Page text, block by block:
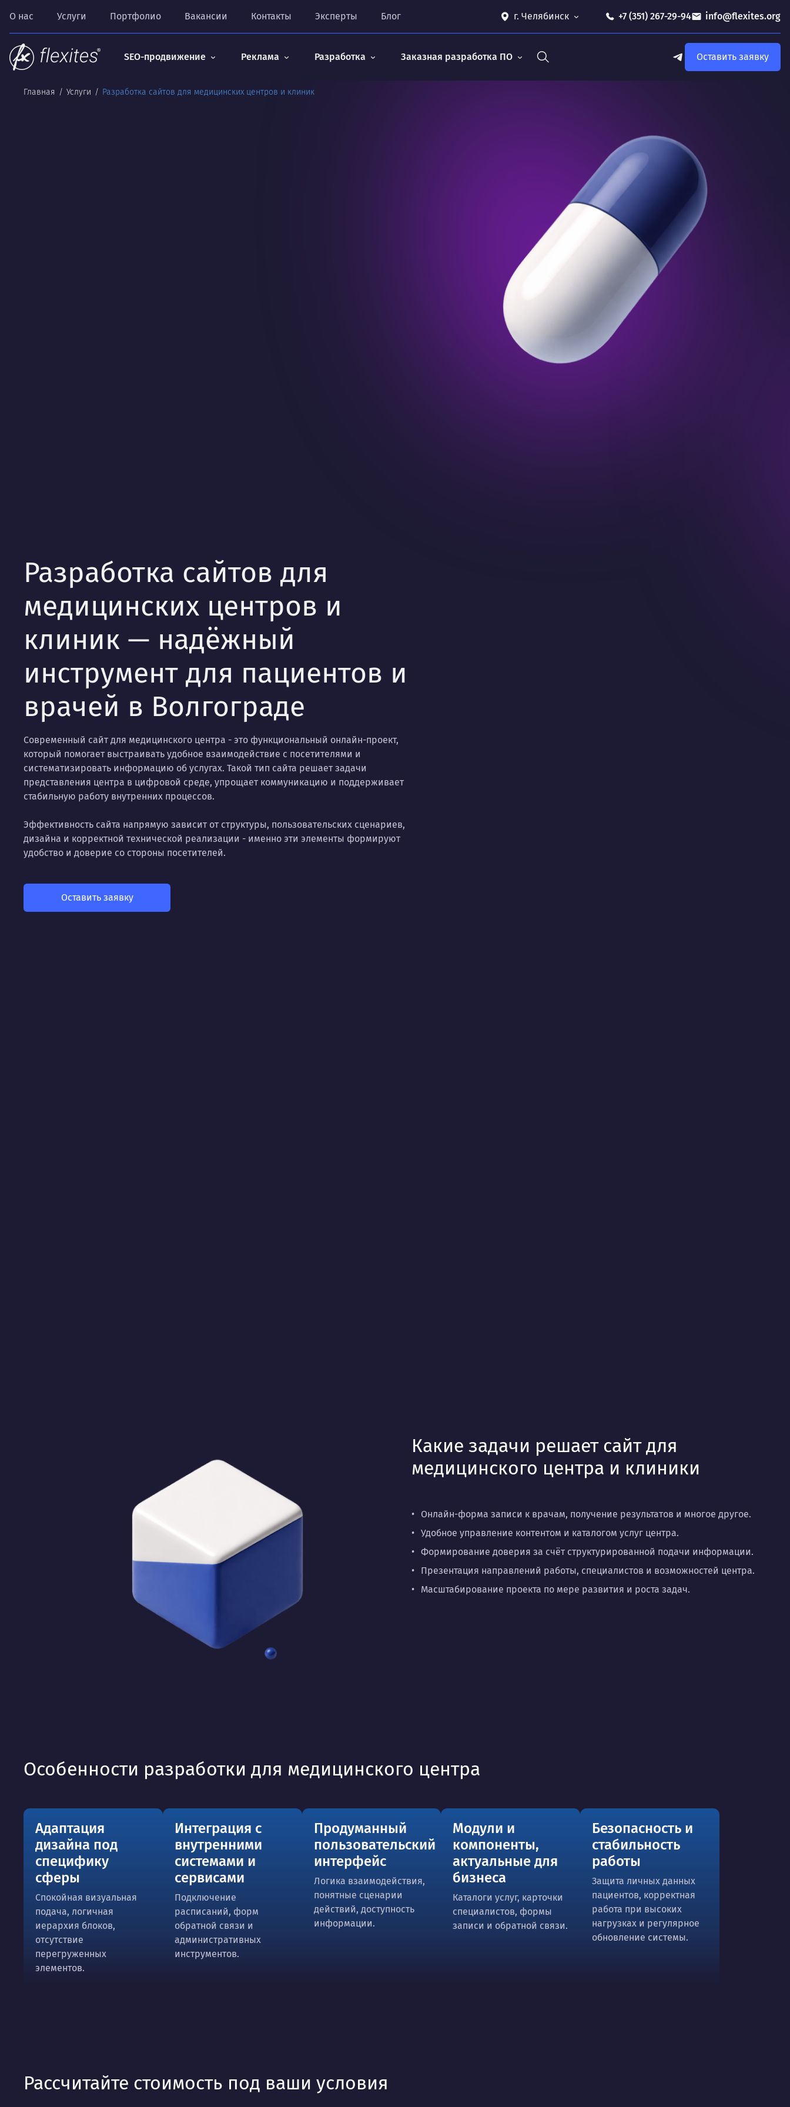
О нас Услуги Портфолио Вакансии Контакты Эксперты Блог г. Челябинск +7 (351) 267-29-94 info@flexites.org
SEO-продвижение Реклама Разработка Заказная разработка ПО Оставить заявку
Главная Услуги Разработка сайтов для медицинских центров и клиник
Разработка сайтов для
медицинских центров и
клиник — надёжный
инструмент для пациентов и
врачей в Волгограде
Современный сайт для медицинского центра - это функциональный онлайн-проект,
который помогает выстраивать удобное взаимодействие с посетителями и
систематизировать информацию об услугах. Такой тип сайта решает задачи
представления центра в цифровой среде, упрощает коммуникацию и поддерживает
стабильную работу внутренних процессов.
Эффективность сайта напрямую зависит от структуры, пользовательских сценариев,
дизайна и корректной технической реализации - именно эти элементы формируют
удобство и доверие со стороны посетителей.
Оставить заявку
Какие задачи решает сайт для
медицинского центра и клиники
Онлайн-форма записи к врачам, получение результатов и многое другое.
Удобное управление контентом и каталогом услуг центра.
Формирование доверия за счёт структурированной подачи информации.
Презентация направлений работы, специалистов и возможностей центра.
Масштабирование проекта по мере развития и роста задач.
Особенности разработки для медицинского центра
Адаптация
дизайна под
специфику
сферы
Спокойная визуальная
подача, логичная
иерархия блоков,
отсутствие
перегруженных
элементов.
Интеграция с
внутренними
системами и
сервисами
Подключение
расписаний, форм
обратной связи и
административных
инструментов.
Продуманный
пользовательский
интерфейс
Логика взаимодействия,
понятные сценарии
действий, доступность
информации.
Модули и
компоненты,
актуальные для
бизнеса
Каталоги услуг, карточки
специалистов, формы
записи и обратной связи.
Безопасность и
стабильность
работы
Защита личных данных
пациентов, корректная
работа при высоких
нагрузках и регулярное
обновление системы.
Рассчитайте стоимость под ваши условия